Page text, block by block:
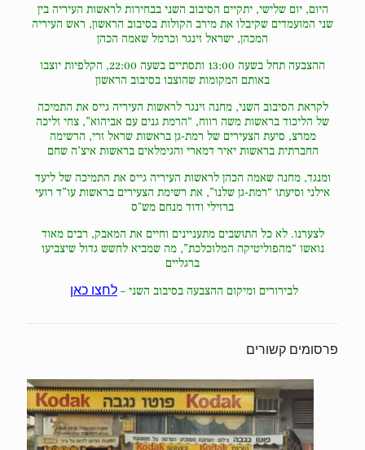
היום, יום שלישי, יתקיים הסיבוב השני בבחירות לראשות העיריה בין
שני המועמדים שקיבלו את מירב הקולות בסיבוב הראשון, ראש העיריה
המכהן, ישראל זינגר וכרמל שאמה הכהן
ההצבעה תחל בשעה 13:00 ותסתיים בשעה 22:00, הקלפיות יוצבו
באותם המקומות שהוצבו בסיבוב הראשון
לקראת הסיבוב השני, מחנה זינגר לראשות העיריה גייס את התמיכה
של הליכוד בראשות משה רווח, “הרמת גנים עם אביהוא”, צחי זליכה
ממרצ, סיעת הצעירים של רמת-גן בראשות שראל זרי, הרשימה
החברתית בראשות יאיר דמארי והגימלאים בראשות איצ’ה שחם
ומנגד, מחנה שאמה הכהן לראשות העיריה גייס את התמיכה של ליעד
אילני וסיעתו “רמת-גן שלנו”, את רשימת הצעירים בראשות עו”ד רועי
ברזילי ודוד מנחם מש"ס
לצערנו. לא כל התושבים מתעניינים וחיים את המאבק, רבים מאוד
נואשו “מהפוליטיקה המלוכלכת”, מה שמביא לחשש גדול שיצביעו
ברגליים
לבירורים ומיקום ההצבעה בסיבוב השני – לחצו כאן
פרסומים קשורים